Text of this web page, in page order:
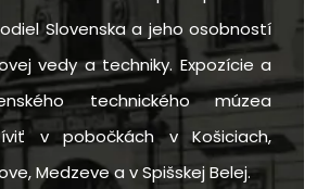
Slovenska a jeho osobností
vedy a techniky. Expozície a
technického múzea
v pobočkách v Košiciach,
Medzeve a v Spišskej Belej.